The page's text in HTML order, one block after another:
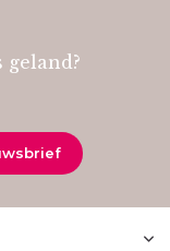
geland?